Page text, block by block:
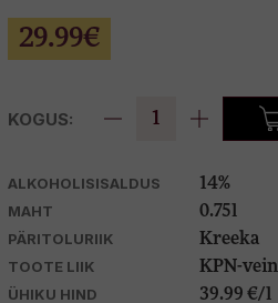
29.99€
KOGUS:
ALKOHOLISISALDUS
14%
MAHT
0.75l
PÄRITOLURIIK
Kreeka
TOOTE LIIK
KPN-vein
ÜHIKU HIND
39.99 €/l